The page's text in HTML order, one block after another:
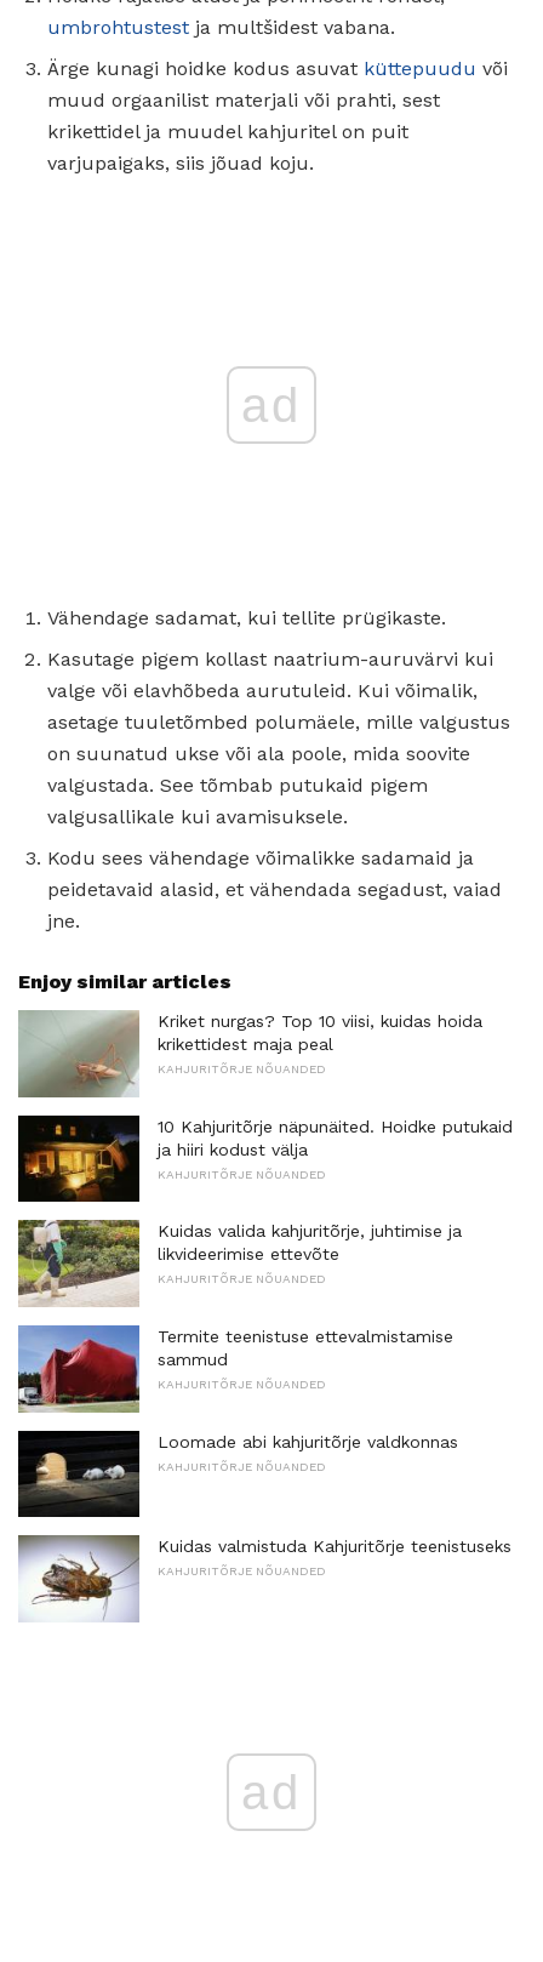
umbrohtustest ja multšidest vabana.
Ärge kunagi hoidke kodus asuvat küttepuudu või
muud orgaanilist materjali või prahti, sest
krikettidel ja muudel kahjuritel on puit
varjupaigaks, siis jõuad koju.
ad
Vähendage sadamat, kui tellite prügikaste.
Kasutage pigem kollast naatrium-auruvärvi kui
valge või elavhõbeda aurutuleid. Kui võimalik,
asetage tuuletõmbed polumäele, mille valgustus
on suunatud ukse või ala poole, mida soovite
valgustada. See tõmbab putukaid pigem
valgusallikale kui avamisuksele.
Kodu sees vähendage võimalikke sadamaid ja
peidetavaid alasid, et vähendada segadust, vaiad
jne.
Enjoy similar articles
Kriket nurgas? Top 10 viisi, kuidas hoida
krikettidest maja peal
KAHJURITÕRJE NÕUANDED
10 Kahjuritõrje näpunäited. Hoidke putukaid
ja hiiri kodust välja
KAHJURITÕRJE NÕUANDED
Kuidas valida kahjuritõrje, juhtimise ja
likvideerimise ettevõte
KAHJURITÕRJE NÕUANDED
Termite teenistuse ettevalmistamise
sammud
KAHJURITÕRJE NÕUANDED
Loomade abi kahjuritõrje valdkonnas
KAHJURITÕRJE NÕUANDED
Kuidas valmistuda Kahjuritõrje teenistuseks
KAHJURITÕRJE NÕUANDED
ad